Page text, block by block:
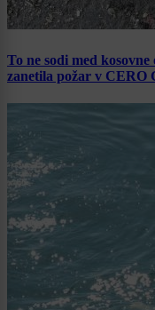
To ne sodi med
zanetila požar v CERO